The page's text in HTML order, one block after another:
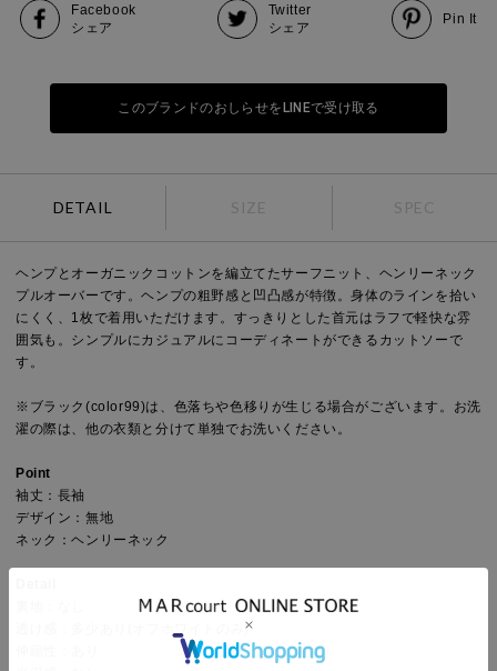
Facebook
シェア
Twitter
シェア
Pin It
このブランドのおしらせをLINEで受け取る
DETAIL SIZE SPEC
ヘンプとオーガニックコットンを編立てたサーフニット、ヘンリーネック
プルオーバーです。ヘンプの粗野感と凹凸感が特徴。身体のラインを拾い
にくく、1枚で着用いただけます。すっきりとした首元はラフで軽快な雰
囲気も。シンプルにカジュアルにコーディネートができるカットソーで
す。
※ブラック(color99)は、色落ちや色移りが生じる場合がございます。お洗
濯の際は、他の衣類と分けて単独でお洗いください。
Point
袖丈：長袖
デザイン：無地
ネック：ヘンリーネック
透け感：多少あり(オフホワイトのみ)